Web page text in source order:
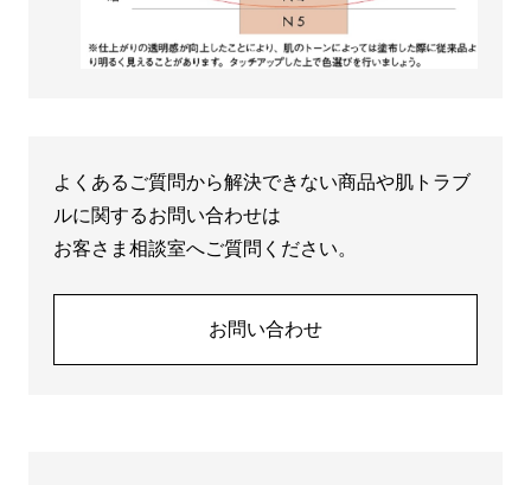
よくあるご質問から解決できない商品や肌トラブ
ルに関するお問い合わせは
お客さま相談室へご質問ください。
お問い合わせ